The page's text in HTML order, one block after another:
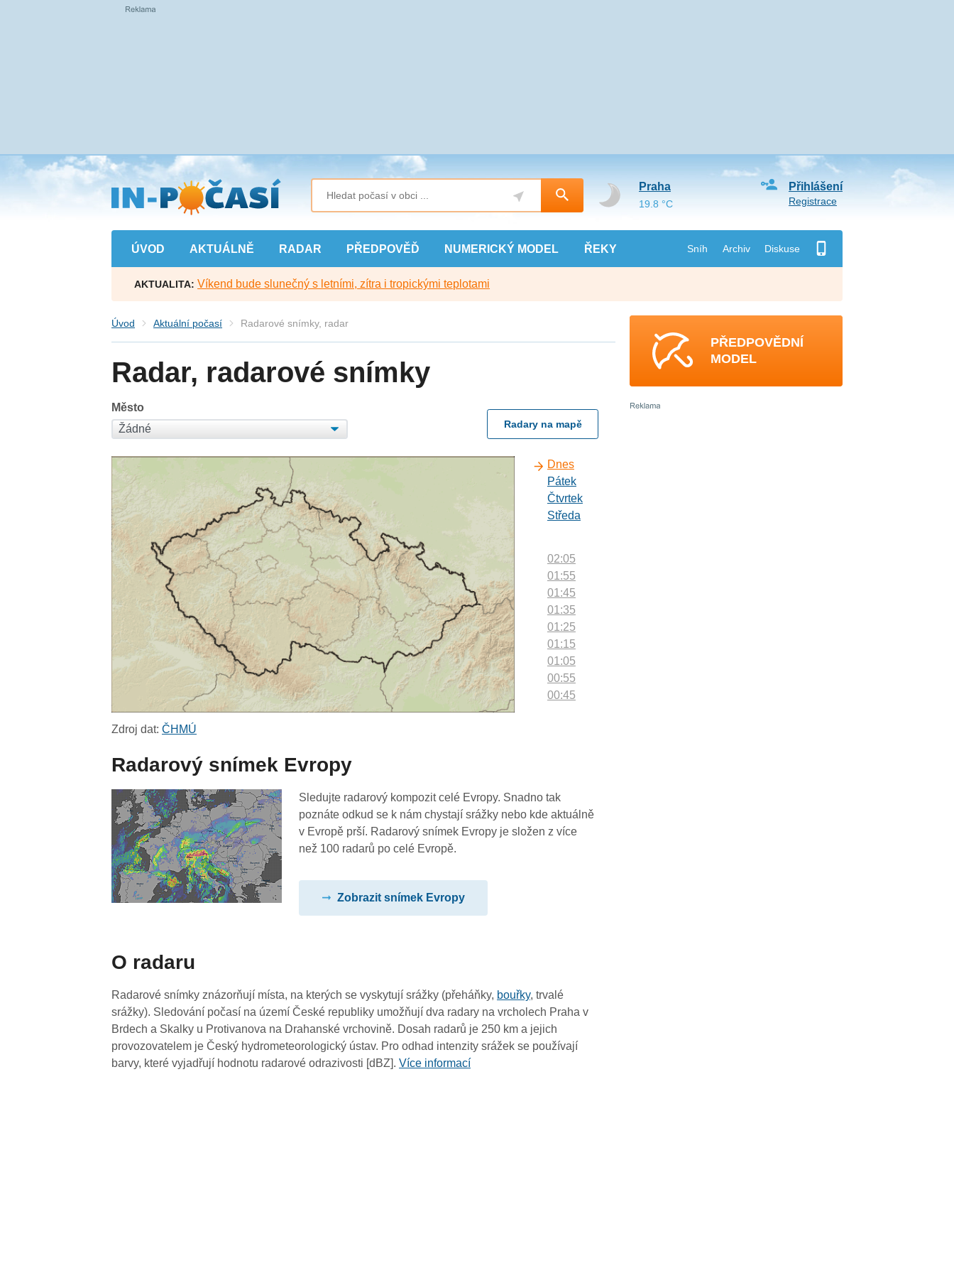
Přejít
na
hlavní
obsah
ÚVOD AKTUÁLNĚ RADAR PŘEDPOVĚĎ NUMERICKÝ MODEL ŘEKY Sníh Archiv Diskuse
Přihlášení
Registrace
Praha
19.8 °C
AKTUALITA: Víkend bude slunečný s letními, zítra i tropickými teplotami
Úvod Aktuální počasí Radarové snímky, radar
Radar, radarové snímky
Město
Radary na mapě
Dnes
Pátek
Čtvrtek
Středa
02:05
01:55
01:45
01:35
01:25
01:15
01:05
00:55
00:45
Zdroj dat:ČHMÚ
Radarový snímek Evropy
Sledujte radarový kompozit celé Evropy. Snadno tak
poznáte odkud se k nám chystají srážky nebo kde aktuálně
v Evropě prší. Radarový snímek Evropy je složen z více
než 100 radarů po celé Evropě.
Zobrazit snímek Evropy
O radaru
Radarové snímky znázorňují místa, na kterých se vyskytují srážky (přeháňky, bouřky, trvalé
srážky). Sledování počasí na území České republiky umožňují dva radary na vrcholech Praha v
Brdech a Skalky u Protivanova na Drahanské vrchovině. Dosah radarů je 250 km a jejich
provozovatelem je Český hydrometeorologický ústav. Pro odhad intenzity srážek se používají
barvy, které vyjadřují hodnotu radarové odrazivosti [dBZ].Více informací
PŘEDPOVĚDNÍ
MODEL